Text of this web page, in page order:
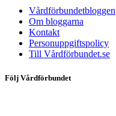
Vårdförbundetbloggen
Om bloggarna
Kontakt
Personuppgiftspolicy
Till Vårdförbundet.se
Följ Vårdförbundet